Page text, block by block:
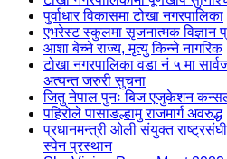
पुर्वाधार विकासमा टोखा नगरपालिका
एभरेस्ट स्कुलमा सृजनात्मक विज्ञान
आशा बेच्ने राज्य, मृत्यु किन्ने नागरिक
टोखा नगरपालिका वडा नं ५ मा
अत्यन्त जरुरी सुचना
जितु नेपाल पुनः बिज एजुकेशन
पहिरोले पासाङल्हामु राजमार्ग अवरुद्ध
प्रधानमन्त्री ओली संयुक्त
स्पेन प्रस्थान